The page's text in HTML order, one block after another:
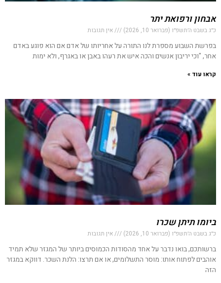
אבחון ורפואת יתר
כ״ג בשבט ה׳תשפ״ו (פברואר 10, 2026) אין תגובות
בפרשת השבוע מספרת לנו התורה על אחריותו של אדם אם הוא פוגע באדם
אחר, "וכי יריבון אנשים והכה איש את רעהו באבן או באגרף, ולא ימות
קראו עוד »
ביומו תיתן שכרו
כ״ג בשבט ה׳תשפ״ו (פברואר 10, 2026) אין תגובות
ברשותכם, בואו נדבר על אחד מהסודות הכמוסים ביותר של המגזר שלא תמיד
אוהבים לפתוח אותו: מוסר התשלומים, או אם תרצו: הלנת השכר. דווקא במגזר
הזה